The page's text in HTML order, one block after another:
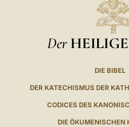
Der
DIE BIBEL
DER KATECHISMUS DER
CODICES DES
DIE ÖKUMENISCHEN